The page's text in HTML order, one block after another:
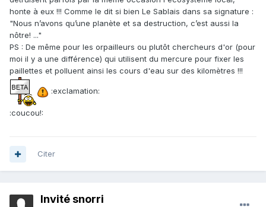
honte à eux !!! Comme le dit si bien Le Sablais dans sa signature :
"Nous n’avons qu’une planète et sa destruction, c’est aussi la
nôtre! ..."
PS : De même pour les orpailleurs ou plutôt chercheurs d'or (pour
moi il y a une différence) qui utilisent du mercure pour fixer les
paillettes et polluent ainsi les cours d'eau sur des kilomètres !!!
:exclamation:
:coucou!:
Citer
Invité snorri